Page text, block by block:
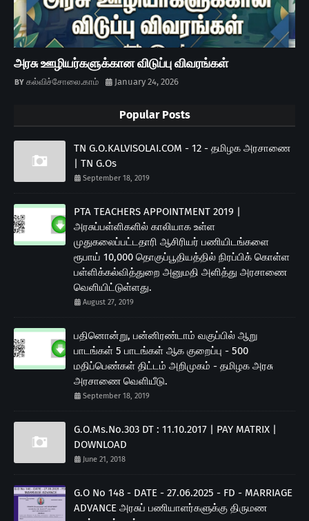
அரசு ஊழியர்களுக்கான விடுப்பு விவரங்கள்
கல்விச்சோலை.காம் January 24, 2026
Popular Posts
TN G.O.KALVISOLAI.COM - 12 - தமிழக அரசாணை
| TN G.Os
September 18, 2019
PTA TEACHERS APPOINTMENT 2019 |
அரசுப்பள்ளிகளில் காலியாக உள்ள
முதுகலைப்பட்டதாரி ஆசிரியர் பணியிடங்களை
ரூபாய் 10,000 தொகுப்பூதியத்தில் நிரப்பிக் கொள்ள
பள்ளிக்கல்வித்துறை அனுமதி அளித்து அரசாணை
வெளியிட்டுள்ளது.
August 27, 2019
பதினொன்று, பன்னிரண்டாம் வகுப்பில் ஆறு
பாடங்கள் 5 பாடங்கள் ஆக குறைப்பு - 500
மதிப்பெண்கள் திட்டம் அறிமுகம் - தமிழக அரசு
அரசாணை வெளியீடு.
September 18, 2019
G.O.Ms.No.303 DT : 11.10.2017 | PAY MATRIX |
DOWNLOAD
June 21, 2018
G.O No 148 - DATE - 27.06.2025 - FD - MARRIAGE
ADVANCE அரசுப் பணியாளர்களுக்கு திருமண